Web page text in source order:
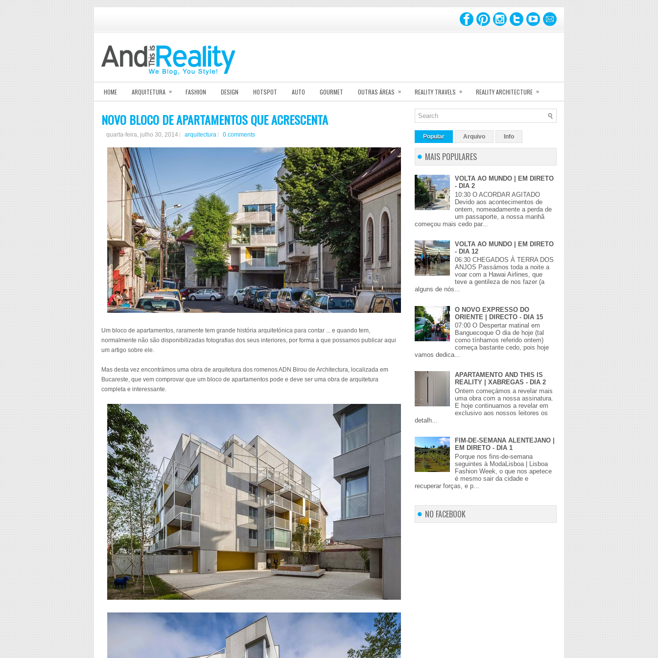
HOME ARQUITETURA » FASHION DESIGN HOTSPOT AUTO GOURMET OUTRAS ÁREAS » REALITY TRAVELS » REALITY ARCHITECTURE »
NOVO BLOCO DE APARTAMENTOS QUE ACRESCENTA
quarta-feira, julho 30, 2014 arquitectura 0 comments
Um bloco de apartamentos, raramente tem grande história arquitetónica para contar ... e quando tem,
normalmente não são disponibilizadas fotografias dos seus interiores, por forma a que possamos publicar aqui
um artigo sobre ele.
Mas desta vez encontrámos uma obra de arquitetura dos romenos ADN Birou de Architectura, localizada em
Bucareste, que vem comprovar que um bloco de apartamentos pode e deve ser uma obra de arquitetura
completa e interessante.
Popular Arquivo Info
MAIS POPULARES
VOLTA AO MUNDO | EM DIRETO
- DIA 2
10:30 O ACORDAR AGITADO
Devido aos acontecimentos de
ontem, nomeadamente a perda de
um passaporte, a nossa manhã
começou mais cedo par...
VOLTA AO MUNDO | EM DIRETO
- DIA 12
06:30 CHEGADOS À TERRA DOS
ANJOS Passámos toda a noite a
voar com a Hawai Airlines, que
teve a gentileza de nos fazer (a
alguns de nós...
O NOVO EXPRESSO DO
ORIENTE | DIRECTO - DIA 15
07:00 O Despertar matinal em
Banguecoque O dia de hoje (tal
como tínhamos referido ontem)
começa bastante cedo, pois hoje
vamos dedica...
APARTAMENTO AND THIS IS
REALITY | XABREGAS - DIA 2
Ontem começámos a revelar mais
uma obra com a nossa assinatura.
E hoje continuamos a revelar em
exclusivo aos nossos leitores os
detalh...
FIM-DE-SEMANA ALENTEJANO |
EM DIRETO - DIA 1
Porque nos fins-de-semana
seguintes à ModaLisboa | Lisboa
Fashion Week, o que nos apetece
é mesmo sair da cidade e
recuperar forças, e p...
NO FACEBOOK